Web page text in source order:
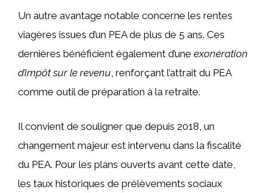
Un autre avantage notable concerne les rentes
viagères issues d’un PEA de plus de 5 ans. Ces
dernières bénéficient également d’une exonération
d’impôt sur le revenu, renforçant l’attrait du PEA
comme outil de préparation à la retraite.
Il convient de souligner que depuis 2018, un
changement majeur est intervenu dans la fiscalité
du PEA. Pour les plans ouverts avant cette date,
les taux historiques de prélèvements sociaux